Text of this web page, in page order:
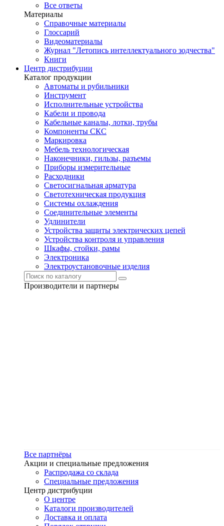
Все ответы
Материалы
Справочные материалы
Глоссарий
Видеоматериалы
Журнал "Летопись интеллектуального зодчества"
Книги
Центр дистрибуции
Каталог продукции
Автоматы и рубильники
Инструмент
Исполнительные устройства
Кабели и провода
Кабельные каналы, лотки, трубы
Компоненты СКС
Маркировка
Мебель технологическая
Наконечники, гильзы, разъемы
Приборы измерительные
Расходники
Светосигнальная арматура
Светотехническая продукция
Системы охлаждения
Соединительные элементы
Удлинители
Устройства защиты электрических цепей
Устройства контроля и управления
Шкафы, стойки, рамы
Электроника
Электроустановочные изделия
Производители и партнеры
Все партнёры
Акции и специальные предложения
Распродажа со склада
Специальные предложения
Центр дистрибуции
О центре
Каталоги производителей
Доставка и оплата